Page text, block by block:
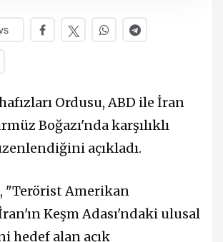
Ordusu, ABD ile İran
Boğazı'nda karşılıklı
açıkladı.
"Terörist Amerikan
Keşm Adası'ndaki ulusal
hedef alan açık